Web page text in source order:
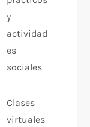
y
actividad
es
sociales
Clases
virtuales